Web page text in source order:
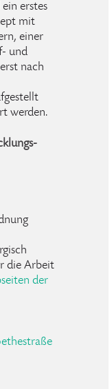
erstes
mit
einer
und
nach
werden.
die Arbeit
der